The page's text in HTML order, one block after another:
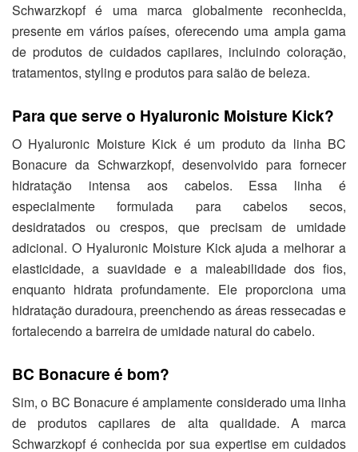
Schwarzkopf é uma marca globalmente reconhecida,
presente em vários países, oferecendo uma ampla gama
de produtos de cuidados capilares, incluindo coloração,
tratamentos, styling e produtos para salão de beleza.
Para que serve o Hyaluronic Moisture Kick?
O Hyaluronic Moisture Kick é um produto da linha BC
Bonacure da Schwarzkopf, desenvolvido para fornecer
hidratação intensa aos cabelos. Essa linha é
especialmente formulada para cabelos secos,
desidratados ou crespos, que precisam de umidade
adicional. O Hyaluronic Moisture Kick ajuda a melhorar a
elasticidade, a suavidade e a maleabilidade dos fios,
enquanto hidrata profundamente. Ele proporciona uma
hidratação duradoura, preenchendo as áreas ressecadas e
fortalecendo a barreira de umidade natural do cabelo.
BC Bonacure é bom?
Sim, o BC Bonacure é amplamente considerado uma linha
de produtos capilares de alta qualidade. A marca
Schwarzkopf é conhecida por sua expertise em cuidados